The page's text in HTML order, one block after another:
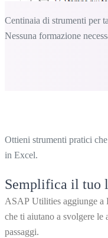
Centinaia di strumenti per
Nessuna formazione
Ottieni strumenti pratici
in Excel.
Semplifica il tuo
ASAP Utilities aggiunge a
che ti aiutano a svolgere le
passaggi.